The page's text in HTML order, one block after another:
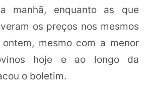
manhã, enquanto as que
os preços nos mesmos
mesmo com a menor
hoje e ao longo da
o boletim.